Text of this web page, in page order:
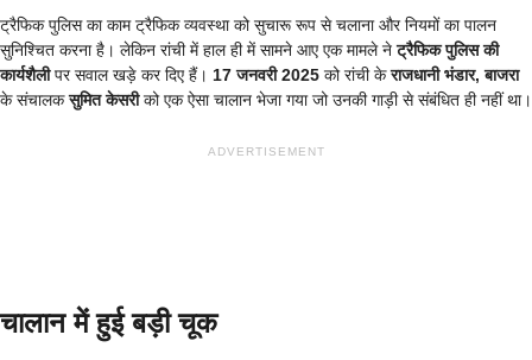
ट्रैफिक पुलिस का काम ट्रैफिक व्यवस्था को सुचारू रूप से चलाना और नियमों का पालन
सुनिश्चित करना है। लेकिन रांची में हाल ही में सामने आए एक मामले नेट्रैफिक पुलिस की
कार्यशैलीपर सवाल खड़े कर दिए हैं। 17 जनवरी 2025 को रांची केराजधानी भंडार, बाजरा
के संचालकसुमित केसरीको एक ऐसा चालान भेजा गया जो उनकी गाड़ी से संबंधित ही नहीं था।
ADVERTISEMENT
चालान में हुई बड़ी चूक